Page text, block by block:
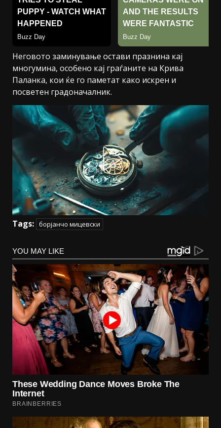
Неговото заминување остави празнина кај
многумина, особено кај граѓаните на Крива
Паланка, кои ќе го паметат како искрен и
посветен градоначалник.
Tags: борјанчо мицевски